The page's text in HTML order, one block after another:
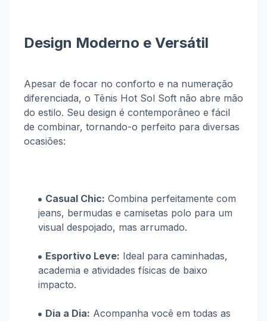
Design Moderno e Versátil
Apesar de focar no conforto e na numeração
diferenciada, o Tênis Hot Sol Soft não abre mão
do estilo. Seu design é contemporâneo e fácil
de combinar, tornando-o perfeito para diversas
ocasiões:
Casual Chic: Combina perfeitamente com
jeans, bermudas e camisetas polo para um
visual despojado, mas arrumado.
Esportivo Leve: Ideal para caminhadas,
academia e atividades físicas de baixo
impacto.
Dia a Dia: Acompanha você em todas as